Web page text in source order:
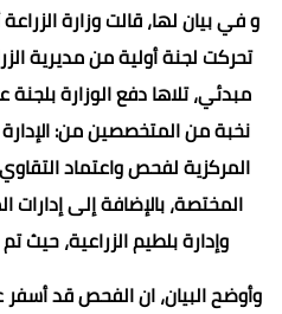
و في بيان لها، قالت وزارة
تحركت لجنة أولية من مديرية
مبدئي، تلاها دفع الوزارة
نخبة من المتخصصين من: الإدارة
المركزية لفحص واعتماد
المختصة، بالإضافة إلى إدارات
وإدارة بلطيم الزراعية، حيث
وأوضح البيان، ان الفحص قد